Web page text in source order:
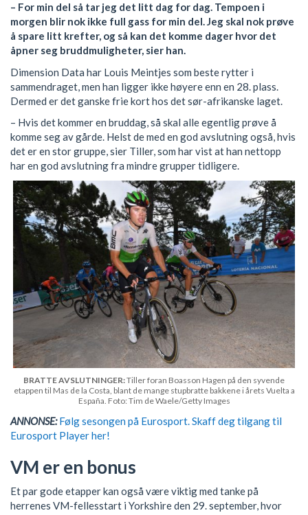
– For min del så tar jeg det litt dag for dag. Tempoen i
morgen blir nok ikke full gass for min del. Jeg skal nok prøve
å spare litt krefter, og så kan det komme dager hvor det
åpner seg bruddmuligheter, sier han.
Dimension Data har Louis Meintjes som beste rytter i
sammendraget, men han ligger ikke høyere enn en 28. plass.
Dermed er det ganske frie kort hos det sør-afrikanske laget.
– Hvis det kommer en bruddag, så skal alle egentlig prøve å
komme seg av gårde. Helst de med en god avslutning også, hvis
det er en stor gruppe, sier Tiller, som har vist at han nettopp
har en god avslutning fra mindre grupper tidligere.
BRATTE AVSLUTNINGER:Tiller foran Boasson Hagen på den syvende
etappen til Mas de la Costa, blant de mange stupbratte bakkene i årets Vuelta a
España. Foto: Tim de Waele/Getty Images
ANNONSE: Følg sesongen på Eurosport. Skaff deg tilgang til
Eurosport Player her!
VM er en bonus
Et par gode etapper kan også være viktig med tanke på
herrenes VM-fellesstart i Yorkshire den 29. september, hvor